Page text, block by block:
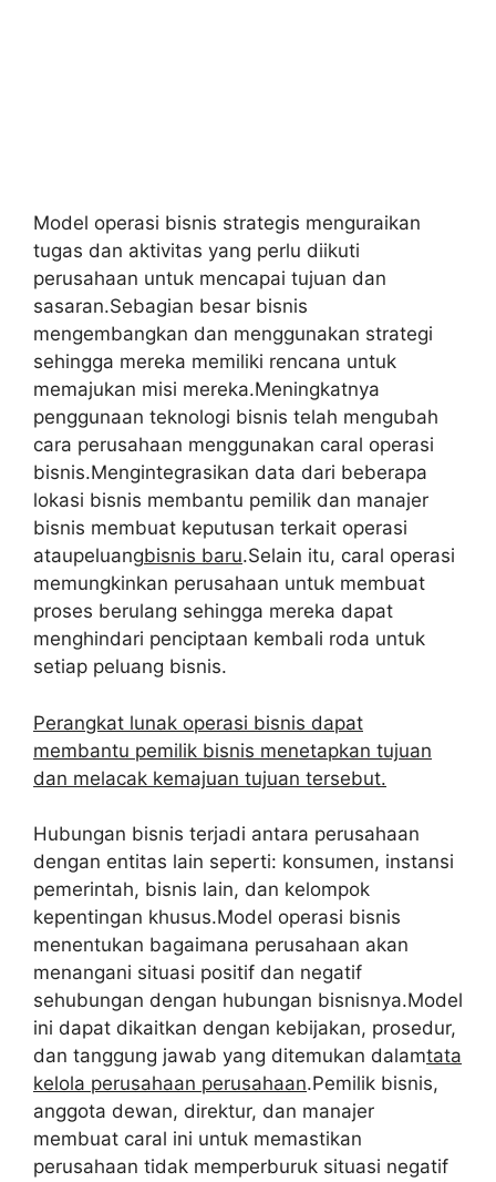
Model operasi bisnis strategis menguraikan
tugas dan aktivitas yang perlu diikuti
perusahaan untuk mencapai tujuan dan
sasaran.Sebagian besar bisnis
mengembangkan dan menggunakan strategi
sehingga mereka memiliki rencana untuk
memajukan misi mereka.Meningkatnya
penggunaan teknologi bisnis telah mengubah
cara perusahaan menggunakan caral operasi
bisnis.Mengintegrasikan data dari beberapa
lokasi bisnis membantu pemilik dan manajer
bisnis membuat keputusan terkait operasi
ataupeluangbisnis baru.Selain itu, caral operasi
memungkinkan perusahaan untuk membuat
proses berulang sehingga mereka dapat
menghindari penciptaan kembali roda untuk
setiap peluang bisnis.
Perangkat lunak operasi bisnis dapat
membantu pemilik bisnis menetapkan tujuan
dan melacak kemajuan tujuan tersebut.
Hubungan bisnis terjadi antara perusahaan
dengan entitas lain seperti: konsumen, instansi
pemerintah, bisnis lain, dan kelompok
kepentingan khusus.Model operasi bisnis
menentukan bagaimana perusahaan akan
menangani situasi positif dan negatif
sehubungan dengan hubungan bisnisnya.Model
ini dapat dikaitkan dengan kebijakan, prosedur,
dan tanggung jawab yang ditemukan dalamtata
kelola perusahaan perusahaan.Pemilik bisnis,
anggota dewan, direktur, dan manajer
membuat caral ini untuk memastikan
perusahaan tidak memperburuk situasi negatif